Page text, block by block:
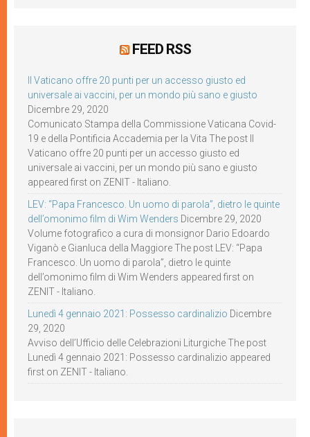
FEED RSS
Il Vaticano offre 20 punti per un accesso giusto ed
universale ai vaccini, per un mondo più sano e giusto
Dicembre 29, 2020
Comunicato Stampa della Commissione Vaticana Covid-
19 e della Pontificia Accademia per la Vita The post Il
Vaticano offre 20 punti per un accesso giusto ed
universale ai vaccini, per un mondo più sano e giusto
appeared first on ZENIT - Italiano.
LEV: “Papa Francesco. Un uomo di parola”, dietro le quinte
dell’omonimo film di Wim Wenders Dicembre 29, 2020
Volume fotografico a cura di monsignor Dario Edoardo
Viganò e Gianluca della Maggiore The post LEV: “Papa
Francesco. Un uomo di parola”, dietro le quinte
dell’omonimo film di Wim Wenders appeared first on
ZENIT - Italiano.
Lunedì 4 gennaio 2021: Possesso cardinalizio Dicembre
29, 2020
Avviso dell’Ufficio delle Celebrazioni Liturgiche The post
Lunedì 4 gennaio 2021: Possesso cardinalizio appeared
first on ZENIT - Italiano.